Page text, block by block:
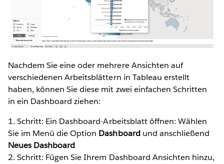
Nachdem Sie eine oder mehrere Ansichten auf
verschiedenen Arbeitsblättern in Tableau erstellt
haben, können Sie diese mit zwei einfachen Schritten
in ein Dashboard ziehen:
1. Schritt: Ein Dashboard-Arbeitsblatt öffnen: Wählen
Sie im Menü die Option Dashboardund anschließend
Neues Dashboard
2. Schritt: Fügen Sie Ihrem Dashboard Ansichten hinzu,